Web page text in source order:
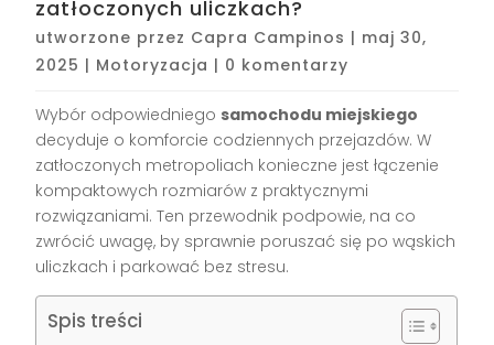
zatłoczonych uliczkach?
utworzone przez Capra Campinos | maj 30,
2025 | Motoryzacja | 0 komentarzy
Wybór odpowiedniego samochodu miejskiego
decyduje o komforcie codziennych przejazdów. W
zatłoczonych metropoliach konieczne jest łączenie
kompaktowych rozmiarów z praktycznymi
rozwiązaniami. Ten przewodnik podpowie, na co
zwrócić uwagę, by sprawnie poruszać się po wąskich
uliczkach i parkować bez stresu.
Spis treści